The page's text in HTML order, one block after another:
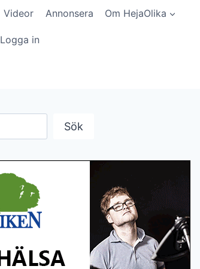
Videor Annonsera Om HejaOlika
Logga in
Sök